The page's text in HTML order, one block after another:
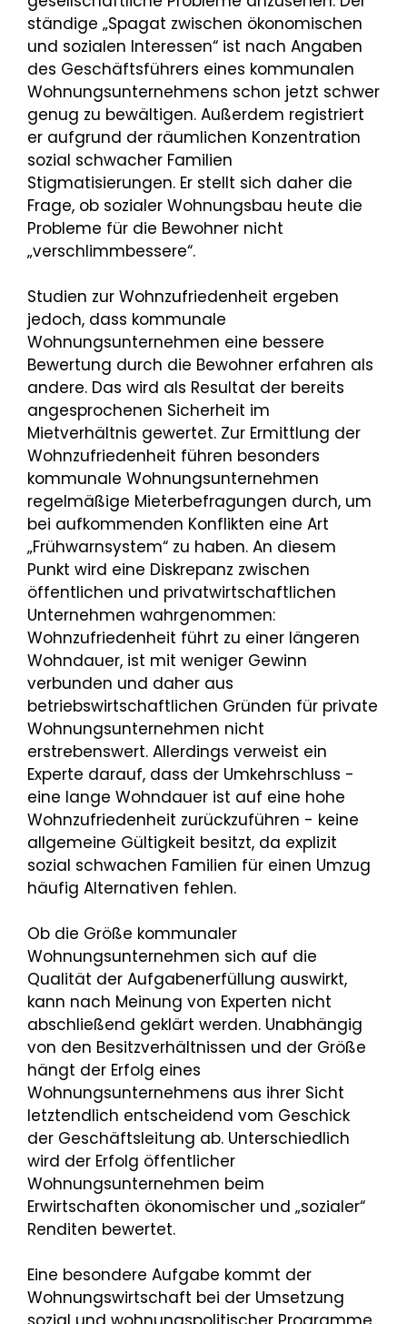
ständige „Spagat zwischen ökonomischen
und sozialen Interessen“ ist nach Angaben
des Geschäftsführers eines kommunalen
Wohnungsunternehmens schon jetzt schwer
genug zu bewältigen. Außerdem registriert
er aufgrund der räumlichen Konzentration
sozial schwacher Familien
Stigmatisierungen. Er stellt sich daher die
Frage, ob sozialer Wohnungsbau heute die
Probleme für die Bewohner nicht
„verschlimmbessere“.
Studien zur Wohnzufriedenheit ergeben
jedoch, dass kommunale
Wohnungsunternehmen eine bessere
Bewertung durch die Bewohner erfahren als
andere. Das wird als Resultat der bereits
angesprochenen Sicherheit im
Mietverhältnis gewertet. Zur Ermittlung der
Wohnzufriedenheit führen besonders
kommunale Wohnungsunternehmen
regelmäßige Mieterbefragungen durch, um
bei aufkommenden Konflikten eine Art
„Frühwarnsystem“ zu haben. An diesem
Punkt wird eine Diskrepanz zwischen
öffentlichen und privatwirtschaftlichen
Unternehmen wahrgenommen:
Wohnzufriedenheit führt zu einer längeren
Wohndauer, ist mit weniger Gewinn
verbunden und daher aus
betriebswirtschaftlichen Gründen für private
Wohnungsunternehmen nicht
erstrebenswert. Allerdings verweist ein
Experte darauf, dass der Umkehrschluss -
eine lange Wohndauer ist auf eine hohe
Wohnzufriedenheit zurückzuführen - keine
allgemeine Gültigkeit besitzt, da explizit
sozial schwachen Familien für einen Umzug
häufig Alternativen fehlen.
Ob die Größe kommunaler
Wohnungsunternehmen sich auf die
Qualität der Aufgabenerfüllung auswirkt,
kann nach Meinung von Experten nicht
abschließend geklärt werden. Unabhängig
von den Besitzverhältnissen und der Größe
hängt der Erfolg eines
Wohnungsunternehmens aus ihrer Sicht
letztendlich entscheidend vom Geschick
der Geschäftsleitung ab. Unterschiedlich
wird der Erfolg öffentlicher
Wohnungsunternehmen beim
Erwirtschaften ökonomischer und „sozialer“
Renditen bewertet.
Eine besondere Aufgabe kommt der
Wohnungswirtschaft bei der Umsetzung